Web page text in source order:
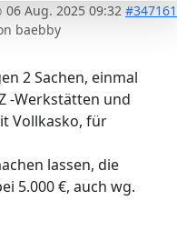
06 Aug. 2025 09:32 #347161
baebby
2 Sachen, einmal
-Werkstätten und
Vollkasko, für
lassen, die
5.000 €, auch wg.